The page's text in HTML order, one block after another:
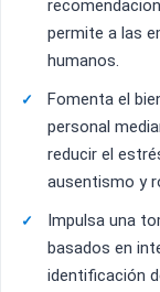
permite a las
humanos.
Fomenta el
personal
reducir el
ausentismo y
Impulsa una
basados en
identificación